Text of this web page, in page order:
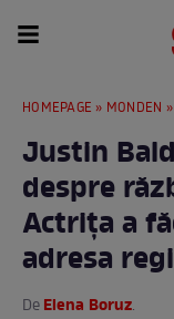
HOMEPAGE » MONDEN »
Justin
despre
Actrița a
adresa
DeElena Boruz.